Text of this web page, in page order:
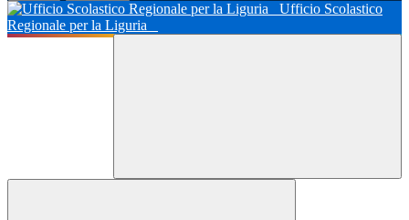
Ufficio Scolastico
Regionale per la Liguria